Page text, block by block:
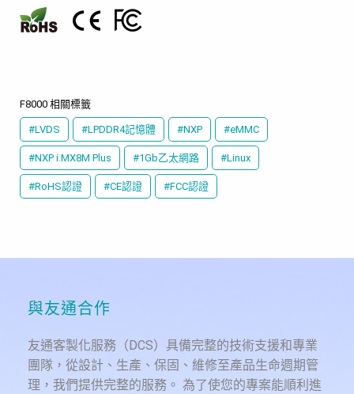
F8000 相關標籤
#LVDS #LPDDR4記憶體 #NXP #eMMC
#NXP i.MX8M Plus #1Gb乙太網路 #Linux
#RoHS認證 #CE認證 #FCC認證
與友通合作
友通客製化服務（DCS）具備完整的技術支援和專業
團隊，從設計、生產、保固、維修至產品生命週期管
理，我們提供完整的服務。 為了使您的專案能順利進